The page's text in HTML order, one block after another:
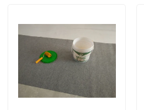
À propos de nous
Visite de l'usine